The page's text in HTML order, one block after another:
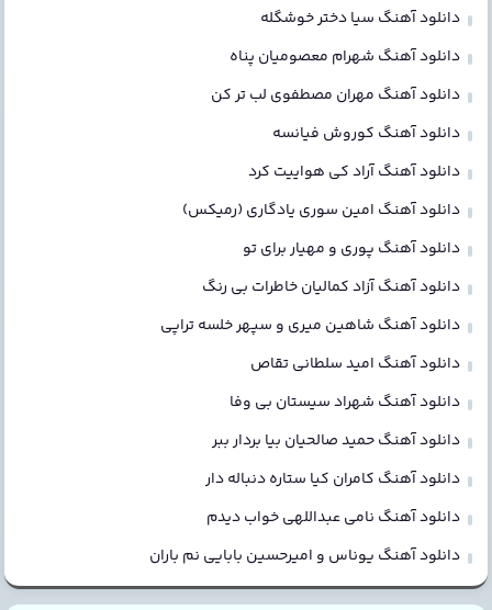
دانلود آهنگ سیا دختر خوشگله
دانلود آهنگ شهرام معصومیان پناه
دانلود آهنگ مهران مصطفوی لب تر کن
دانلود آهنگ کوروش فیانسه
دانلود آهنگ آراد کی هواییت کرد
دانلود آهنگ امین سوری یادگاری (رمیکس)
دانلود آهنگ پوری و مهیار برای تو
دانلود آهنگ آزاد کمالیان خاطرات بی رنگ
دانلود آهنگ شاهین میری و سپهر خلسه تراپی
دانلود آهنگ امید سلطانی تقاص
دانلود آهنگ شهراد سیستان بی وفا
دانلود آهنگ حمید صالحیان بیا بردار ببر
دانلود آهنگ کامران کیا ستاره دنباله دار
دانلود آهنگ نامی عبداللهی خواب دیدم
دانلود آهنگ یوناس و امیرحسین بابایی نم باران